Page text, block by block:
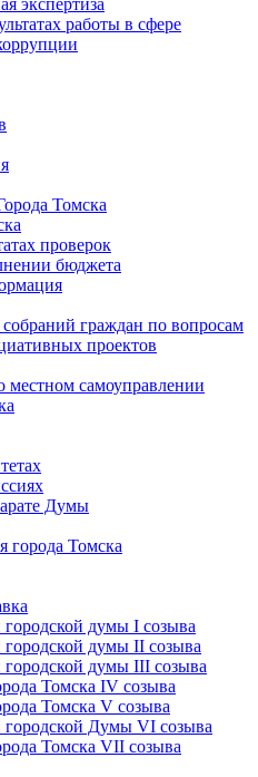
работы в сфере
Томска
проверок
бюджета
граждан по вопросам
проектов
местном самоуправлении
Думы
города Томска
думы I созыва
думы II созыва
думы III созыва
Томска IV созыва
Томска V созыва
городской Думы VI созыва
Томска VII созыва